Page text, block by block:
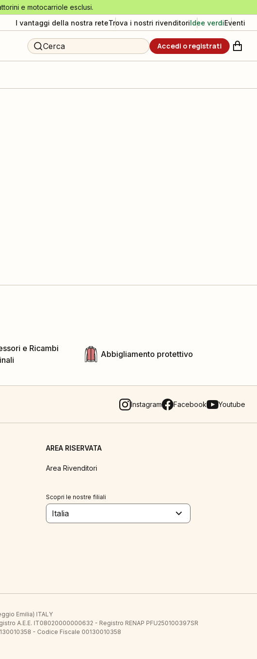
e motocarriole esclusi.
I vantaggi della nostra reteTrova i nostri rivenditoriIdee verdiEventi
Cerca Accedi o registrati
e Ricambi
Abbigliamento protettivo
Instagram Facebook Youtube
AREA RISERVATA
Area Rivenditori
Scopri le nostre filiali
Italia
Emilia) ITALY
A.E.E. IT08020000000632 - Registro RENAP PFU250100397SR
- Codice Fiscale 00130010358